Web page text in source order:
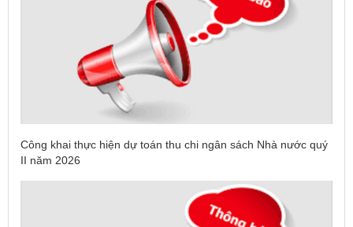
Công khai thực hiện dự toán thu chi ngân sách Nhà nước quý
II năm 2026